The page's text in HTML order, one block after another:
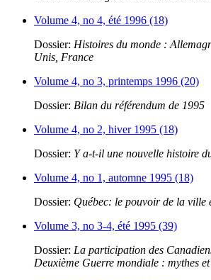
Volume 4, no 4, été 1996 (18)
Dossier: Histoires du monde :
Unis, France
Volume 4, no 3, printemps 1996 (20)
Dossier: Bilan du référendum de 1995
Volume 4, no 2, hiver 1995 (18)
Dossier: Y a-t-il une nouvelle histoire
Volume 4, no 1, automne 1995 (18)
Dossier: Québec: le pouvoir de la ville
Volume 3, no 3-4, été 1995 (39)
Dossier: La participation des
Deuxième Guerre mondiale : mythes